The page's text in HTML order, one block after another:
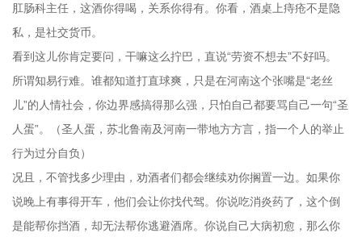
肛肠科主任，这酒你得喝，关系你得有。你看，酒桌上痔疮不是隐
私，是社交货币。
看到这儿你肯定要问，干嘛这么拧巴，直说“劳资不想去”不好吗。
所谓知易行难。谁都知道打直球爽，只是在河南这个张嘴是“老丝
儿”的人情社会，你边界感搞得那么强，只怕自己都要骂自己一句“圣
人蛋”。（圣人蛋，苏北鲁南及河南一带地方方言，指一个人的举止
行为过分自负）
况且，不管找多少理由，劝酒者们都会继续劝你搁置一边。如果你
说晚上有事得开车，他们会让你找代驾。你说吃消炎药了，这个倒
是能帮你挡酒，却无法帮你逃避酒席。你说自己大病初愈，那么你